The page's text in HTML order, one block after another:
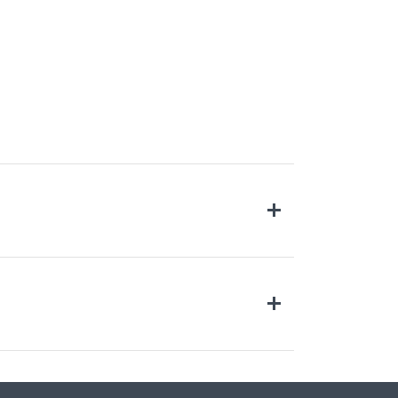
страной 1000 озер.
по России